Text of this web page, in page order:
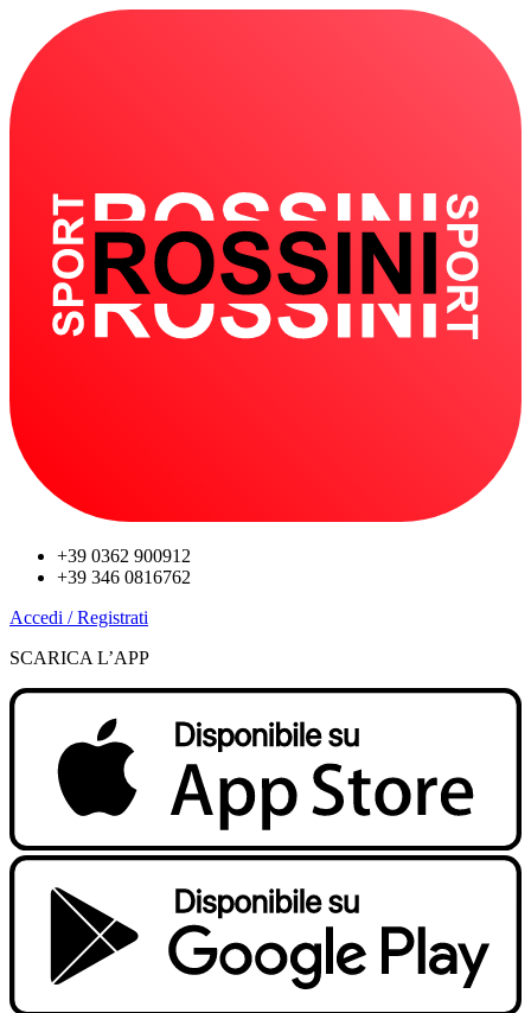
+39 0362 900912
+39 346 0816762
Accedi / Registrati
SCARICA L’APP